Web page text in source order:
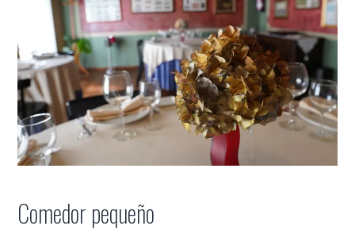
Comedor pequeño